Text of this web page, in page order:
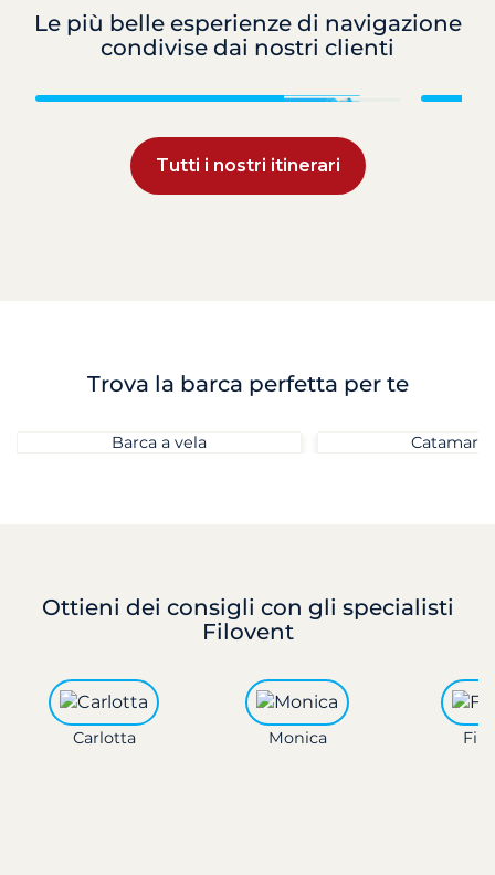
Le più belle esperienze di navigazione
condivise dai nostri clienti
Tutti i nostri itinerari
Trova la barca perfetta per te
Barca a vela
Ottieni dei consigli con gli specialisti
Filovent
Carlotta Monica